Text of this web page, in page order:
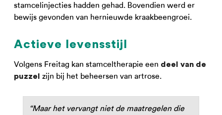
stamcelinjecties hadden gehad. Bovendien werd er
bewijs gevonden van hernieuwde kraakbeengroei.
Actieve levensstijl
Volgens Freitag kan stamceltherapie een deel van de
puzzel
zijn bij het beheersen van artrose.
“Maar het vervangt niet de maatregelen die